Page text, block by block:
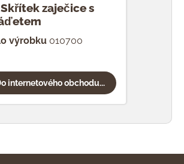
Skřítek zaječice s
výrobku 010700
internetového obchodu...